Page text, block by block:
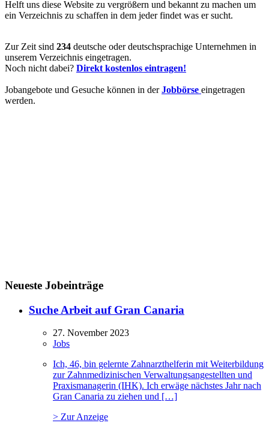
Helft uns diese Website zu vergrößern und bekannt zu machen um
ein Verzeichnis zu schaffen in dem jeder findet was er sucht.
Zur Zeit sind 234 deutsche oder deutschsprachige Unternehmen in
unserem Verzeichnis eingetragen.
Noch nicht dabei? Direkt kostenlos eintragen!
Jobangebote und Gesuche können in derJobbörse eingetragen
werden.
Neueste Jobeinträge
Suche Arbeit auf Gran Canaria
27. November 2023
Jobs
Ich, 46, bin gelernte Zahnarzthelferin mit Weiterbildung
zur Zahnmedizinischen Verwaltungsangestellten und
Praxismanagerin (IHK). Ich erwäge nächstes Jahr nach
Gran Canaria zu ziehen und […]
> Zur Anzeige